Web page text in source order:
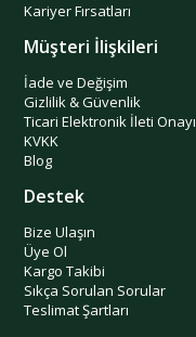
Kariyer Fırsatları
Müşteri İlişkileri
İade ve Değişim
Gizlilik & Güvenlik
Ticari Elektronik İleti Onayı
KVKK
Blog
Destek
Bize Ulaşın
Üye Ol
Kargo Takibi
Sıkça Sorulan Sorular
Teslimat Şartları